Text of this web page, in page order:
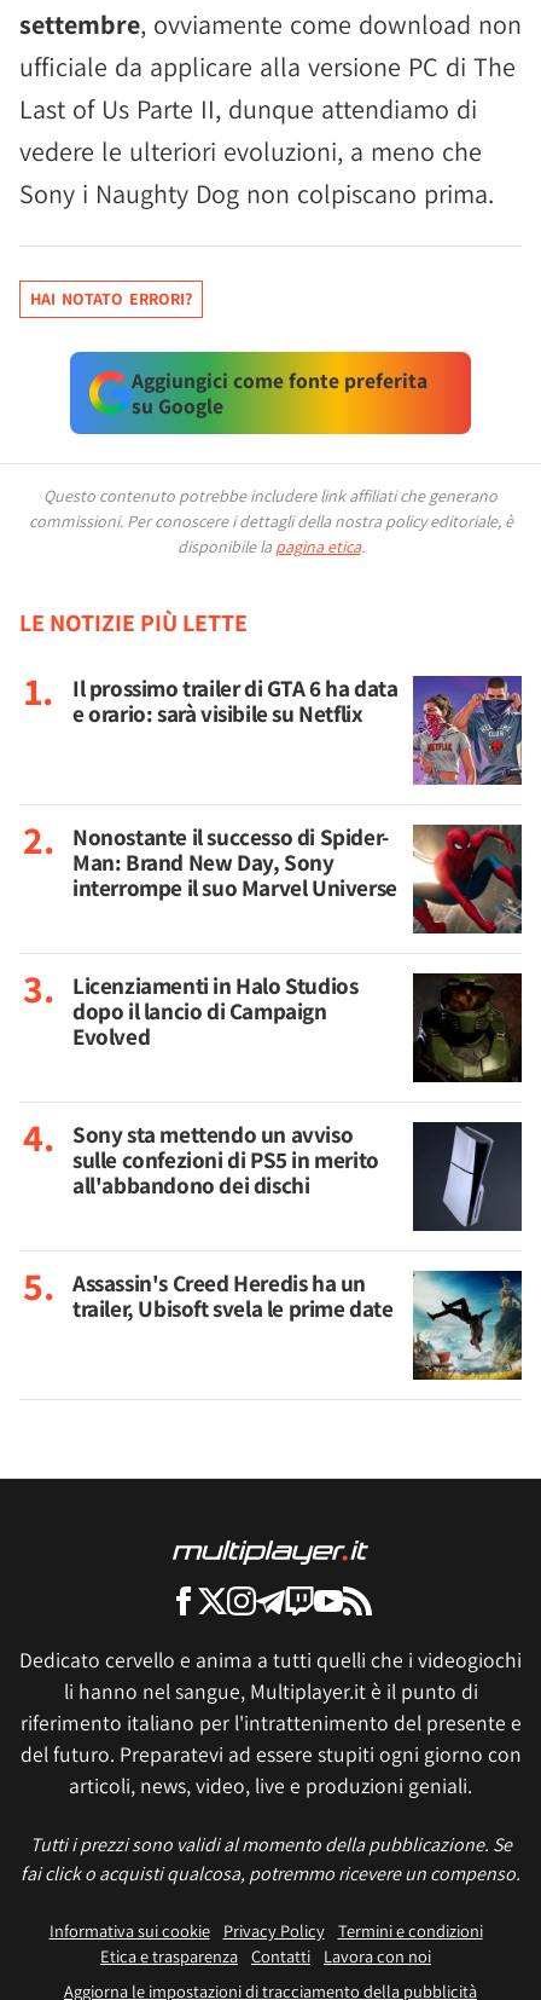
settembre, ovviamente come download non
ufficiale da applicare alla versione PC di The
Last of Us Parte II, dunque attendiamo di
vedere le ulteriori evoluzioni, a meno che
Sony i Naughty Dog non colpiscano prima.
HAI NOTATO ERRORI?
Aggiungici come fonte preferita
su Google
Questo contenuto potrebbe includere link affiliati che generano
commissioni. Per conoscere i dettagli della nostra policy editoriale, è
disponibile la pagina etica.
LE NOTIZIE PIÙ LETTE
Il prossimo trailer di GTA 6 ha data
e orario: sarà visibile su Netflix
Nonostante il successo di Spider-
Man: Brand New Day, Sony
interrompe il suo Marvel Universe
Licenziamenti in Halo Studios
dopo il lancio di Campaign
Evolved
Sony sta mettendo un avviso
sulle confezioni di PS5 in merito
all'abbandono dei dischi
Assassin's Creed Heredis ha un
trailer, Ubisoft svela le prime date
Dedicato cervello e anima a tutti quelli che i videogiochi
li hanno nel sangue, Multiplayer.it è il punto di
riferimento italiano per l'intrattenimento del presente e
del futuro. Preparatevi ad essere stupiti ogni giorno con
articoli, news, video, live e produzioni geniali.
Tutti i prezzi sono validi al momento della pubblicazione. Se
fai click o acquisti qualcosa, potremmo ricevere un compenso.
Informativa sui cookie Privacy Policy
Termini e condizioni
Etica e trasparenza Contatti
Lavora con noi
Aggiorna le impostazioni di tracciamento della pubblicità